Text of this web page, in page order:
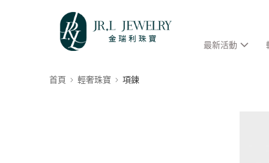
最新活動
首頁 輕奢珠寶 項鍊